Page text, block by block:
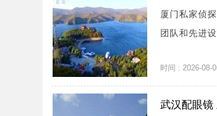
厦门私家侦
团队和先进
时间 : 2026-08-
武汉配眼镜